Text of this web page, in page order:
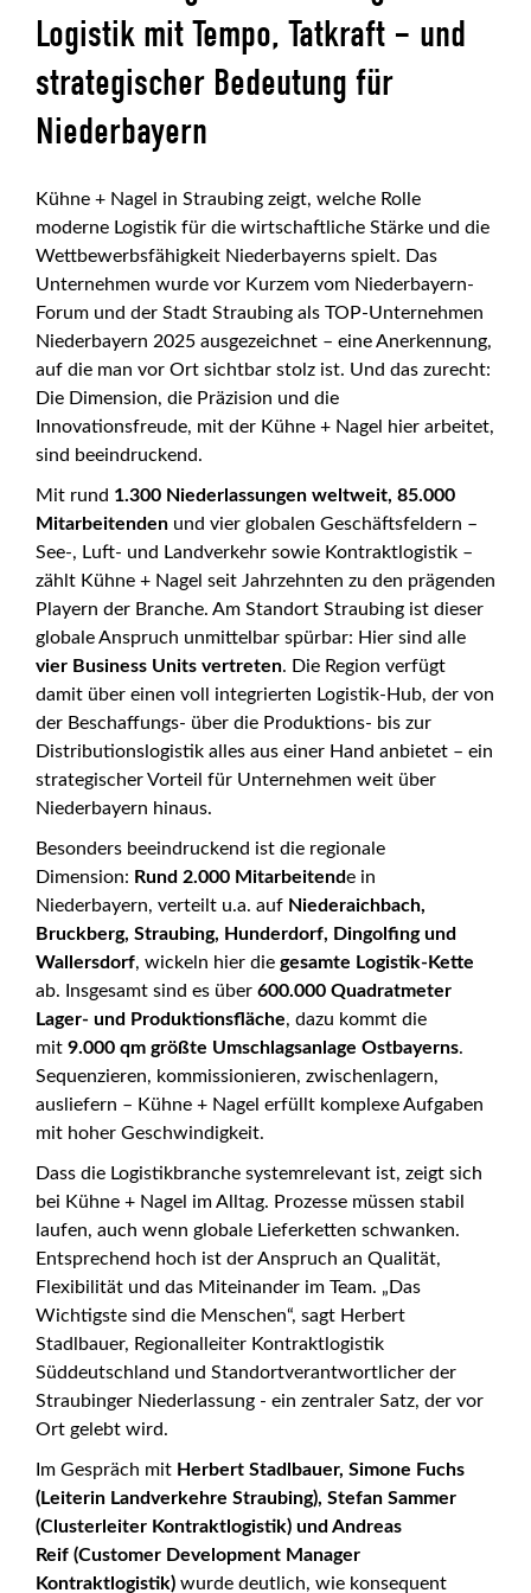
Logistik mit Tempo, Tatkraft – und
strategischer Bedeutung für
Niederbayern
Kühne + Nagel in Straubing zeigt, welche Rolle
moderne Logistik für die wirtschaftliche Stärke und die
Wettbewerbsfähigkeit Niederbayerns spielt. Das
Unternehmen wurde vor Kurzem vom Niederbayern-
Forum und der Stadt Straubing als TOP-Unternehmen
Niederbayern 2025 ausgezeichnet – eine Anerkennung,
auf die man vor Ort sichtbar stolz ist. Und das zurecht:
Die Dimension, die Präzision und die
Innovationsfreude, mit der Kühne + Nagel hier arbeitet,
sind beeindruckend.
Mit rund 1.300 Niederlassungen weltweit, 85.000
Mitarbeitenden und vier globalen Geschäftsfeldern –
See-, Luft- und Landverkehr sowie Kontraktlogistik –
zählt Kühne + Nagel seit Jahrzehnten zu den prägenden
Playern der Branche. Am Standort Straubing ist dieser
globale Anspruch unmittelbar spürbar: Hier sind alle
vier Business Units vertreten. Die Region verfügt
damit über einen voll integrierten Logistik-Hub, der von
der Beschaffungs- über die Produktions- bis zur
Distributionslogistik alles aus einer Hand anbietet – ein
strategischer Vorteil für Unternehmen weit über
Niederbayern hinaus.
Besonders beeindruckend ist die regionale
Dimension: Rund 2.000 Mitarbeitende in
Niederbayern, verteilt u.a. auf Niederaichbach,
Bruckberg, Straubing, Hunderdorf, Dingolfing und
Wallersdorf, wickeln hier die gesamte Logistik-Kette
ab. Insgesamt sind es über 600.000 Quadratmeter
Lager- und Produktionsfläche, dazu kommt die
mit 9.000 qm größte Umschlagsanlage Ostbayerns.
Sequenzieren, kommissionieren, zwischenlagern,
ausliefern – Kühne + Nagel erfüllt komplexe Aufgaben
mit hoher Geschwindigkeit.
Dass die Logistikbranche systemrelevant ist, zeigt sich
bei Kühne + Nagel im Alltag. Prozesse müssen stabil
laufen, auch wenn globale Lieferketten schwanken.
Entsprechend hoch ist der Anspruch an Qualität,
Flexibilität und das Miteinander im Team. „Das
Wichtigste sind die Menschen“, sagt Herbert
Stadlbauer, Regionalleiter Kontraktlogistik
Süddeutschland und Standortverantwortlicher der
Straubinger Niederlassung - ein zentraler Satz, der vor
Ort gelebt wird.
Im Gespräch mit Herbert Stadlbauer, Simone Fuchs
(Leiterin Landverkehre Straubing), Stefan Sammer
(Clusterleiter Kontraktlogistik) und Andreas
Reif (Customer Development Manager
Kontraktlogistik) wurde deutlich, wie konsequent